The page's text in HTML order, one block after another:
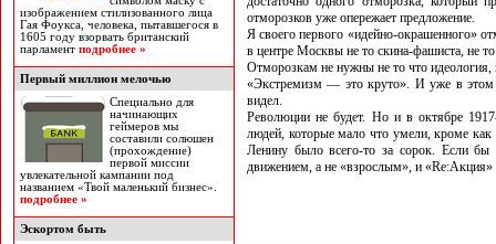
изображением стилизованного лица
Гая Фоукса, человека, пытавшегося в
1605 году взорвать британский
парламент подробнее »
Первый миллион мелочью
Специально для
начинающих
геймеров мы
составили солюшен
(прохождение)
первой миссии
увлекательной кампании под
названием «Твой маленький бизнес».
подробнее »
Эскортом быть
отморозков уже опережает предложение.
Я своего первого «идейно-окрашенного»
в центре Москвы не то скина-фашиста, не
Отморозкам не нужны не то что идеология,
«Экстремизм — это круто». И уже в этом
видел.
Революции не будет. Но и в октябре
людей, которые мало что умели, кроме
Ленину было всего-то за сорок. Если
движением, а не «взрослым», и «Re:Акция»